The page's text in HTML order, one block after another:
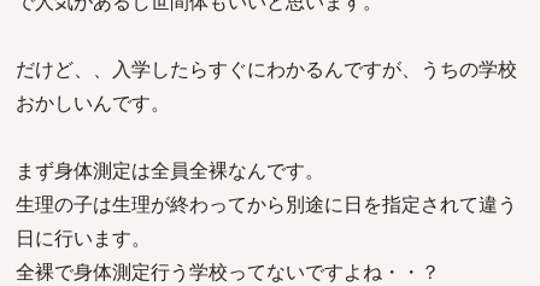
だけど、、入学したらすぐにわかるんですが、うちの学校
おかしいんです。
まず身体測定は全員全裸なんです。
生理の子は生理が終わってから別途に日を指定されて違う
日に行います。
全裸で身体測定行う学校ってないですよね・・？